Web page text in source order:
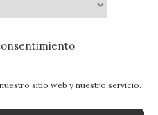
sitio web y nuestro servicio.